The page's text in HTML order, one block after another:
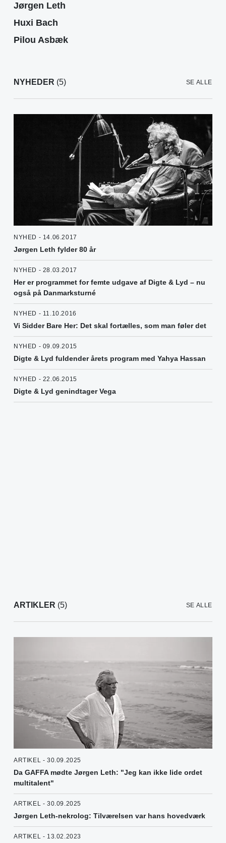
Jørgen Leth
Huxi Bach
Pilou Asbæk
NYHEDER (5) SE ALLE
NYHED - 14.06.2017
Jørgen Leth fylder 80 år
NYHED - 28.03.2017
Her er programmet for femte udgave af Digte & Lyd – nu
også på Danmarksturné
NYHED - 11.10.2016
Vi Sidder Bare Her: Det skal fortælles, som man føler det
NYHED - 09.09.2015
Digte & Lyd fuldender årets program med Yahya Hassan
NYHED - 22.06.2015
Digte & Lyd genindtager Vega
ARTIKLER (5) SE ALLE
ARTIKEL - 30.09.2025
Da GAFFA mødte Jørgen Leth: "Jeg kan ikke lide ordet
multitalent"
ARTIKEL - 30.09.2025
Jørgen Leth-nekrolog: Tilværelsen var hans hovedværk
ARTIKEL - 13.02.2023